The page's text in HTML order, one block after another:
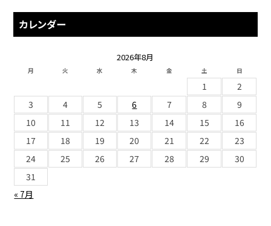
カレンダー
2026年8月
月 火 水 木 金 土 日
« 7月
1
2
3
4 5 6 7 8
9
10
11 12 13 14 15
16
17
18 19 20 21 22
23
24
25 26 27 28 29
30
31